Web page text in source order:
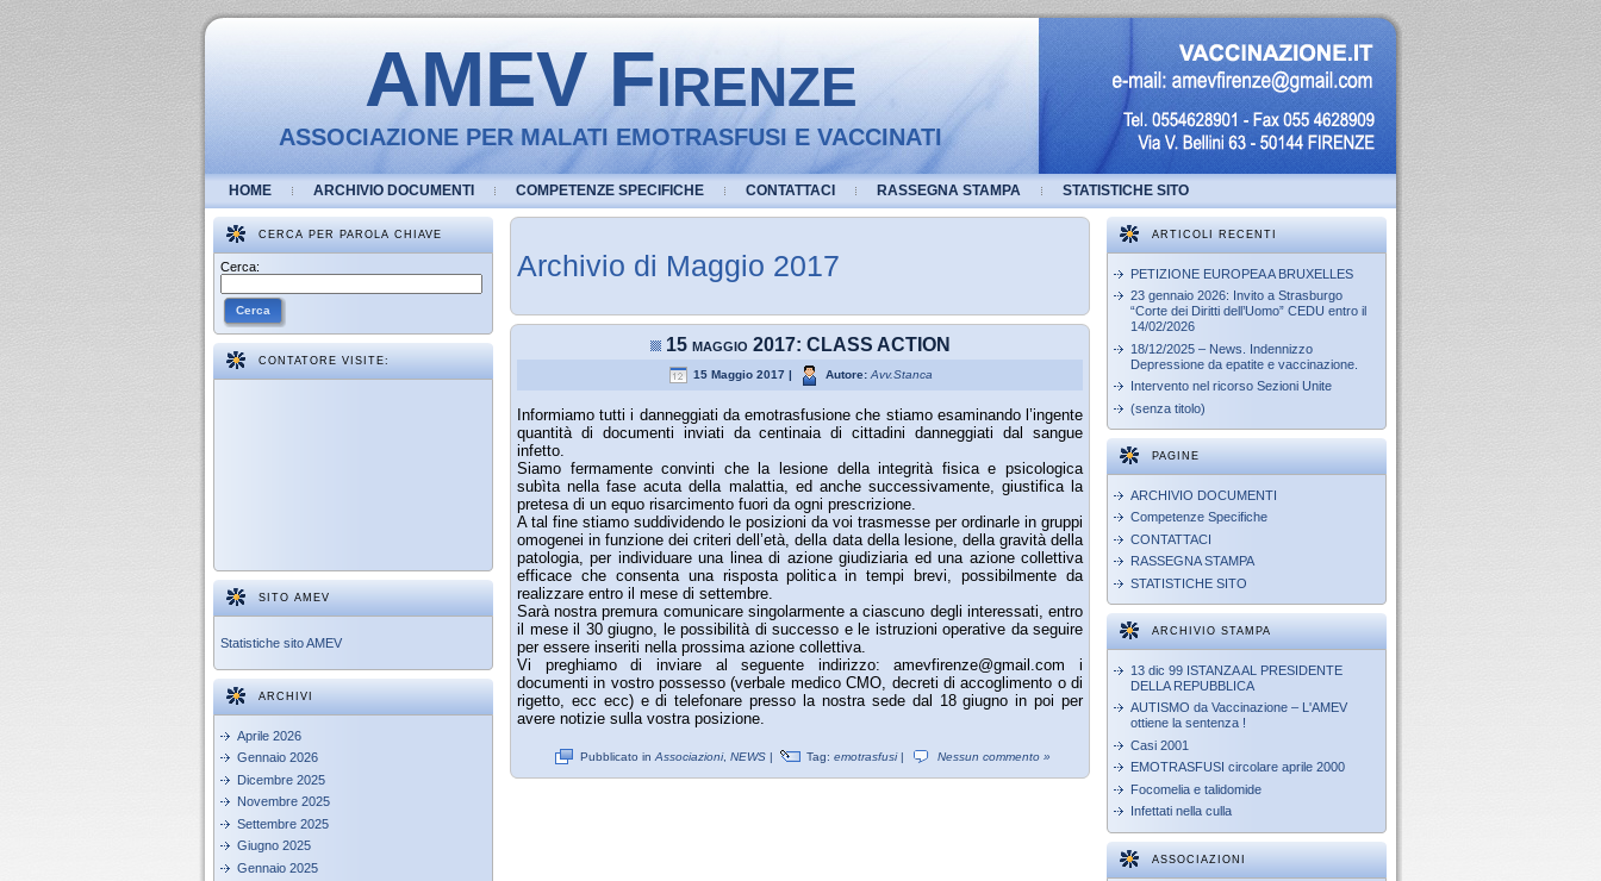
AMEV Firenze
ASSOCIAZIONE PER MALATI EMOTRASFUSI E VACCINATI
HOME ARCHIVIO DOCUMENTI COMPETENZE SPECIFICHE CONTATTACI RASSEGNA STAMPA STATISTICHE SITO
CERCA PER PAROLA CHIAVE
Cerca:
Cerca
CONTATORE VISITE:
SITO AMEV
Statistiche sito AMEV
ARCHIVI
Aprile 2026
Gennaio 2026
Dicembre 2025
Novembre 2025
Settembre 2025
Giugno 2025
Gennaio 2025
Archivio di Maggio 2017
15 maggio 2017: CLASS ACTION
15 Maggio 2017 | Autore: Avv.Stanca
Informiamo tutti i danneggiati da emotrasfusione che stiamo esaminando l’ingente
quantità di documenti inviati da centinaia di cittadini danneggiati dal sangue
infetto.
Siamo fermamente convinti che la lesione della integrità fisica e psicologica
subìta nella fase acuta della malattia, ed anche successivamente, giustifica la
pretesa di un equo risarcimento fuori da ogni prescrizione.
A tal fine stiamo suddividendo le posizioni da voi trasmesse per ordinarle in gruppi
omogenei in funzione dei criteri dell’età, della data della lesione, della gravità della
patologia, per individuare una linea di azione giudiziaria ed una azione collettiva
efficace che consenta una risposta politica in tempi brevi, possibilmente da
realizzare entro il mese di settembre.
Sarà nostra premura comunicare singolarmente a ciascuno degli interessati, entro
il mese il 30 giugno, le possibilità di successo e le istruzioni operative da seguire
per essere inseriti nella prossima azione collettiva.
Vi preghiamo di inviare al seguente indirizzo: amevfirenze@gmail.com i
documenti in vostro possesso (verbale medico CMO, decreti di accoglimento o di
rigetto, ecc ecc) e di telefonare presso la nostra sede dal 18 giugno in poi per
avere notizie sulla vostra posizione.
Pubblicato in Associazioni, NEWS| Tag: emotrasfusi| Nessun commento »
ARTICOLI RECENTI
PETIZIONE EUROPEA A BRUXELLES
23 gennaio 2026: Invito a Strasburgo
“Corte dei Diritti dell’Uomo” CEDU entro il
14/02/2026
18/12/2025 – News. Indennizzo
Depressione da epatite e vaccinazione.
Intervento nel ricorso Sezioni Unite
(senza titolo)
PAGINE
ARCHIVIO DOCUMENTI
Competenze Specifiche
CONTATTACI
RASSEGNA STAMPA
STATISTICHE SITO
ARCHIVIO STAMPA
13 dic 99 ISTANZA AL PRESIDENTE
DELLA REPUBBLICA
AUTISMO da Vaccinazione – L'AMEV
ottiene la sentenza !
Casi 2001
EMOTRASFUSI circolare aprile 2000
Focomelia e talidomide
Infettati nella culla
ASSOCIAZIONI